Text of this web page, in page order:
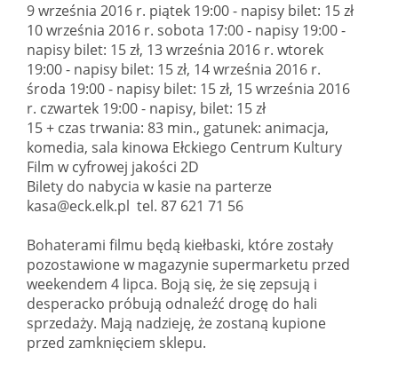
9 września 2016 r. piątek 19:00 - napisy bilet: 15 zł
10 września 2016 r. sobota 17:00 - napisy 19:00 -
napisy bilet: 15 zł, 13 września 2016 r. wtorek
19:00 - napisy bilet: 15 zł, 14 września 2016 r.
środa 19:00 - napisy bilet: 15 zł, 15 września 2016
r. czwartek 19:00 - napisy, bilet: 15 zł
15 + czas trwania: 83 min., gatunek: animacja,
komedia, sala kinowa Ełckiego Centrum Kultury
Film w cyfrowej jakości 2D
Bilety do nabycia w kasie na parterze
kasa@eck.elk.pl tel. 87 621 71 56
Bohaterami filmu będą kiełbaski, które zostały
pozostawione w magazynie supermarketu przed
weekendem 4 lipca. Boją się, że się zepsują i
desperacko próbują odnaleźć drogę do hali
sprzedaży. Mają nadzieję, że zostaną kupione
przed zamknięciem sklepu.